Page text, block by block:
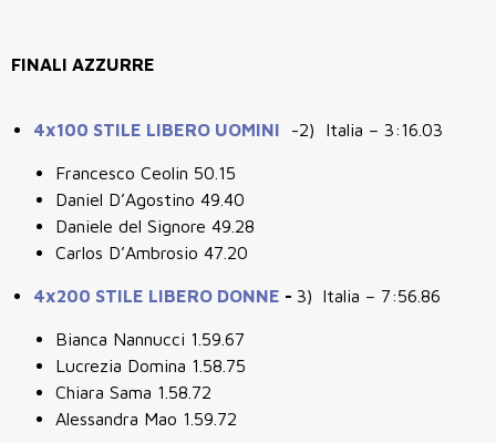
FINALI AZZURRE
4x100 STILE LIBERO UOMINI -2) Italia – 3:16.03
Francesco Ceolin 50.15
Daniel D’Agostino 49.40
Daniele del Signore 49.28
Carlos D’Ambrosio 47.20
4x200 STILE LIBERO DONNE - 3) Italia – 7:56.86
Bianca Nannucci 1.59.67
Lucrezia Domina 1.58.75
Chiara Sama 1.58.72
Alessandra Mao 1.59.72